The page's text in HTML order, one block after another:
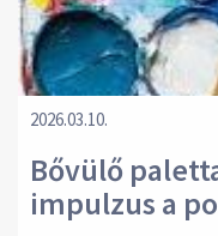
2026.03.10.
Bővülő
impulzus a